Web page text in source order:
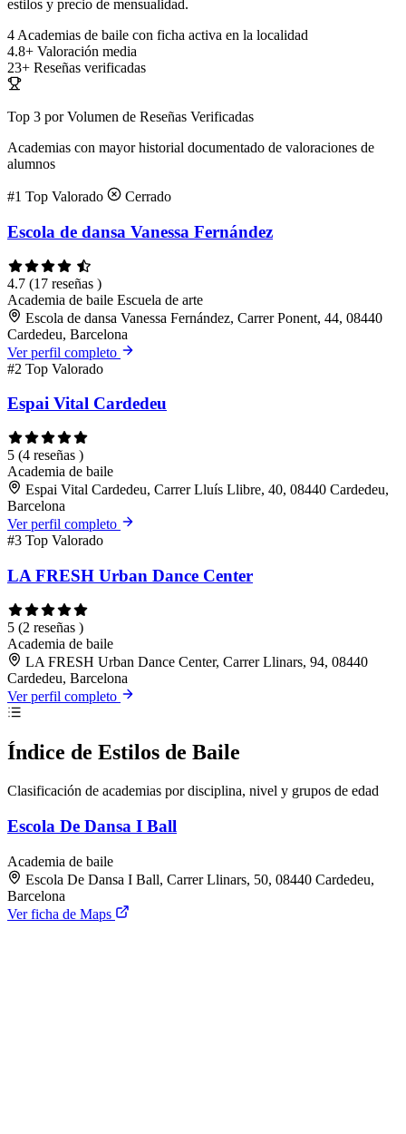
estilos y precio de mensualidad.
4 Academias de baile con ficha activa en la localidad
4.8+ Valoración media
23+ Reseñas verificadas
Top 3 por Volumen de Reseñas Verificadas
Academias con mayor historial documentado de valoraciones de
alumnos
#1 Top Valorado Cerrado
Escola de dansa Vanessa Fernández
4.7 (17 reseñas )
Academia de baile Escuela de arte
Escola de dansa Vanessa Fernández, Carrer Ponent, 44, 08440
Cardedeu, Barcelona
Ver perfil completo
#2 Top Valorado
Espai Vital Cardedeu
5 (4 reseñas )
Academia de baile
Espai Vital Cardedeu, Carrer Lluís Llibre, 40, 08440 Cardedeu,
Barcelona
Ver perfil completo
#3 Top Valorado
LA FRESH Urban Dance Center
5 (2 reseñas )
Academia de baile
LA FRESH Urban Dance Center, Carrer Llinars, 94, 08440
Cardedeu, Barcelona
Ver perfil completo
Índice de Estilos de Baile
Clasificación de academias por disciplina, nivel y grupos de edad
Escola De Dansa I Ball
Academia de baile
Escola De Dansa I Ball, Carrer Llinars, 50, 08440 Cardedeu,
Barcelona
Ver ficha de Maps